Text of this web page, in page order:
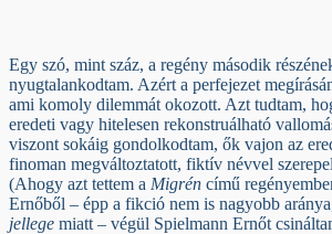
Egy szó, mint száz, a regény második
nyugtalankodtam. Azért a perfejezet
ami komoly dilemmát okozott. Azt tudtam,
eredeti vagy hitelesen rekonstruálható
viszont sokáig gondolkodtam, ők vajon az
finoman megváltoztatott, fiktív névvel
(Ahogy azt tettem a Migrén című
Ernőből – épp a fikció nem is nagyobb
jellege miatt – végül Spielmann Ernőt